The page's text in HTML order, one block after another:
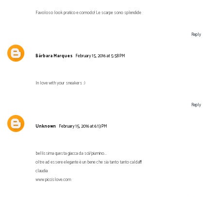
Favoloso look pratico e comodo! Le scarpe sono splendide
Reply
Bárbara Marques February 15, 2016 at 5:58 PM
In love with your sneakers :)
Reply
Unknown February 15, 2016 at 6:13 PM
bellissima questa giacca da scii/piumino...
oltre ad essere elegante è un bene che sia tanto tanto calda!!!!
claudia
www.piccislove.com